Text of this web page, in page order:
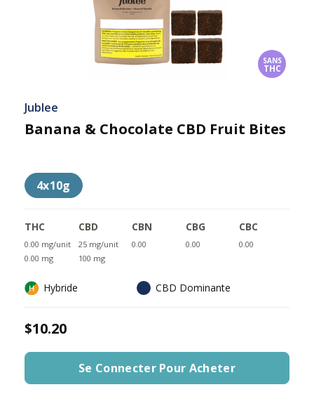
SANS
THC
Jublee
Banana & Chocolate CBD Fruit Bites
4x10g
THC
0.00 mg/unit
0.00 mg
CBD
25 mg/unit
100 mg
CBN
0.00
CBG
0.00
CBC
0.00
Hybride CBD Dominante
$10.20
Se Connecter Pour Acheter